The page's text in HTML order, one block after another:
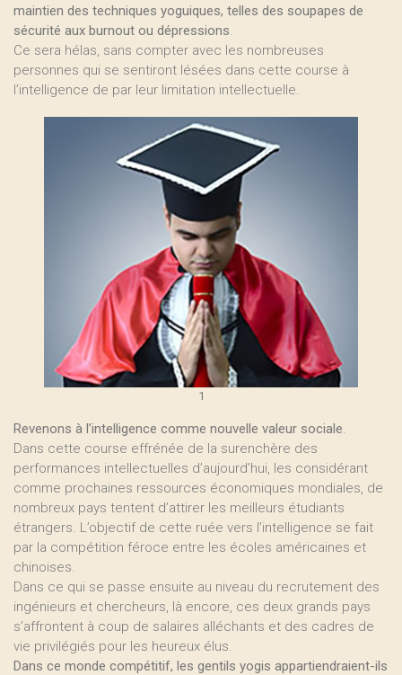
maintien des techniques yoguiques, telles des soupapes de
sécurité aux burnout ou dépressions.
Ce sera hélas, sans compter avec les nombreuses
personnes qui se sentiront lésées dans cette course à
l’intelligence de par leur limitation intellectuelle.
1
Revenons à l’intelligence comme nouvelle valeur sociale.
Dans cette course effrénée de la surenchère des
performances intellectuelles d’aujourd’hui, les considérant
comme prochaines ressources économiques mondiales, de
nombreux pays tentent d’attirer les meilleurs étudiants
étrangers. L’objectif de cette ruée vers l’intelligence se fait
par la compétition féroce entre les écoles américaines et
chinoises.
Dans ce qui se passe ensuite au niveau du recrutement des
ingénieurs et chercheurs, là encore, ces deux grands pays
s’affrontent à coup de salaires alléchants et des cadres de
vie privilégiés pour les heureux élus.
Dans ce monde compétitif, les gentils yogis appartiendraient-ils